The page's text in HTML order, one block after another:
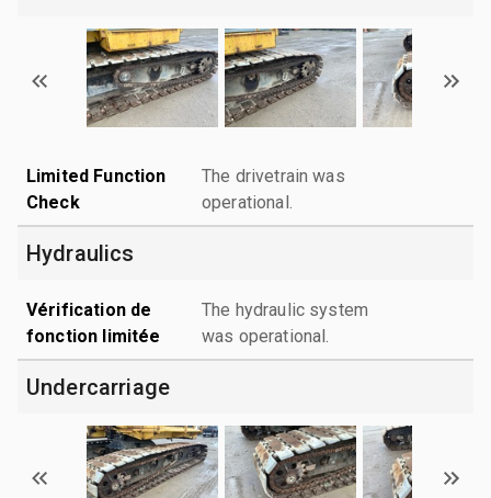
Limited Function
Check
The drivetrain was
operational.
Hydraulics
Vérification de
fonction limitée
The hydraulic system
was operational.
Undercarriage